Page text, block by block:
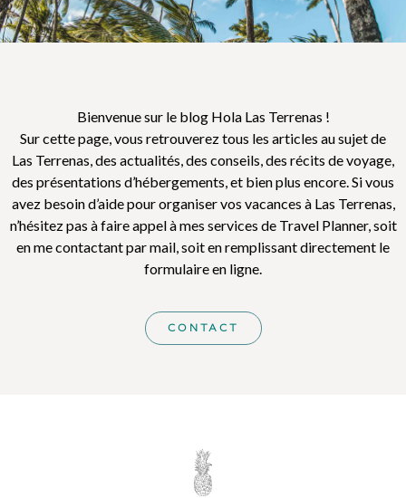
Bienvenue sur le blog Hola Las Terrenas !
Sur cette page, vous retrouverez tous les articles au sujet de
Las Terrenas, des actualités, des conseils, des récits de voyage,
des présentations d’hébergements, et bien plus encore. Si vous
avez besoin d’aide pour organiser vos vacances à Las Terrenas,
n’hésitez pas à faire appel à mes services de Travel Planner, soit
en me contactant par mail, soit en remplissant directement le
formulaire en ligne.
CONTACT